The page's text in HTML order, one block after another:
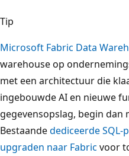
Tip
Microsoft Fabric Data
warehouse op
met een architectuur die
ingebouwde AI en nieuwe
gegevensopslag, begin dan
Bestaandedediceerde
upgraden naar Fabric voor